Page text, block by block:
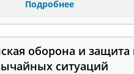
Подробнее
оборона и защита
ситуаций